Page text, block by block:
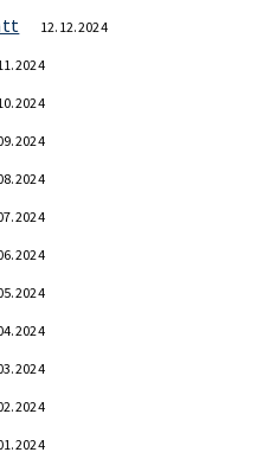
12.12.2024